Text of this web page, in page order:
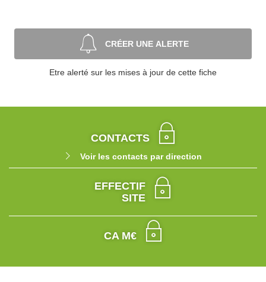
CRÉER UNE ALERTE
Etre alerté sur les mises à jour de cette fiche
CONTACTS
Voir les contacts par direction
EFFECTIF
SITE
CA M€